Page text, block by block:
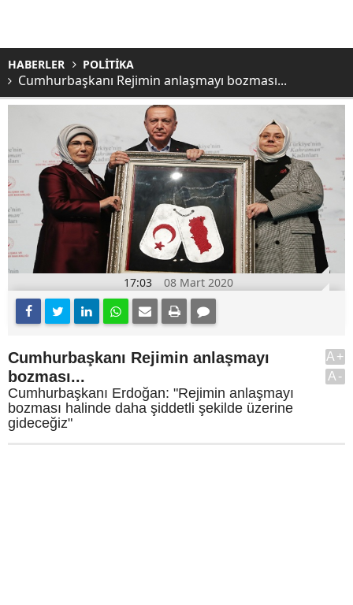
HABERLER POLİTİKA
Cumhurbaşkanı Rejimin anlaşmayı bozması...
17:03 08 Mart 2020
Cumhurbaşkanı Rejimin anlaşmayı
bozması...
Cumhurbaşkanı Erdoğan: "Rejimin anlaşmayı
bozması halinde daha şiddetli şekilde üzerine
gideceğiz"
A+
A-